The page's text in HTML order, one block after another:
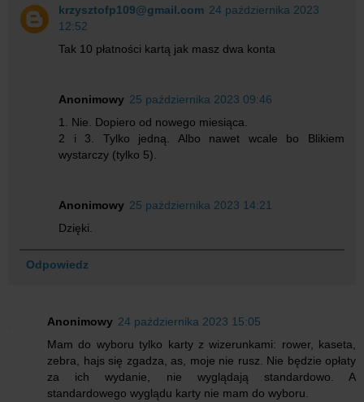
krzysztofp109@gmail.com 24 października 2023
12:52
Tak 10 płatności kartą jak masz dwa konta
Anonimowy 25 października 2023 09:46
1. Nie. Dopiero od nowego miesiąca.
2 i 3. Tylko jedną. Albo nawet wcale bo Blikiem
wystarczy (tylko 5).
Anonimowy 25 października 2023 14:21
Dzięki.
Odpowiedz
Anonimowy 24 października 2023 15:05
Mam do wyboru tylko karty z wizerunkami: rower, kaseta,
zebra, hajs się zgadza, as, moje nie rusz. Nie będzie opłaty
za ich wydanie, nie wyglądają standardowo. A
standardowego wyglądu karty nie mam do wyboru.